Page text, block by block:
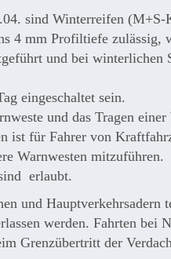
sind Winterreifen (M+S-
4 mm Profiltiefe zulässig,
und bei winterlichen
eingeschaltet sein.
und das Tragen einer
ist für Fahrer von
Warnwesten mitzuführen.
erlaubt.
und Hauptverkehrsadern
werden. Fahrten bei
Grenzübertritt der